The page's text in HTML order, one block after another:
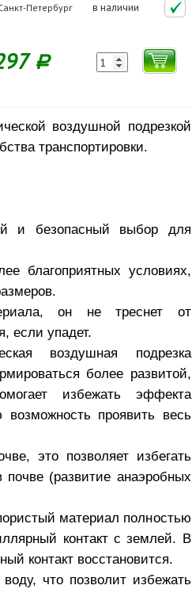
Петербург в наличии
Р
воздушной подрезкой
транспортировки.
и безопасный выбор для
благоприятных условиях,
он не треснет от
если упадет.
воздушная подрезка
более развитой,
избежать эффекта
проявить весь
это позволяет избегать
(развитие анаэробных
материал полностью
контакт с землей. В
контакт восстановится.
что позволит избежать